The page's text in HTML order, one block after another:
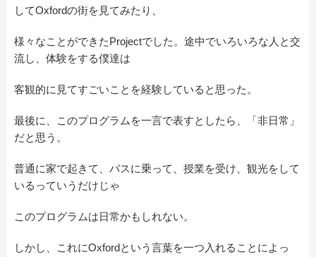
してOxfordの街を見てみたり、
様々なことができたProjectでした。途中でいろいろな人と交
流し、体験をする僕達は
客観的に見てすごいことを経験していると思った。
最後に、このプログラムを一言で表すとしたら、「非日常」
だと思う。
普通に家で起きて、バスに乗って、授業を受け、観光をして
いるっていうだけじゃ
このプログラムは日常かもしれない。
しかし、これにOxfordという言葉を一つ入れることによっ